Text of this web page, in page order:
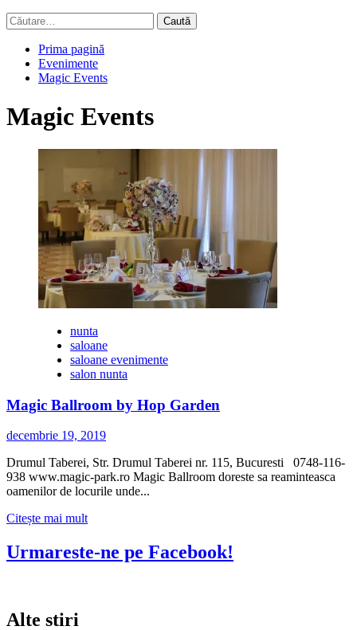
Caută
după:
Prima pagină
Evenimente
Magic Events
Magic Events
nunta
saloane
saloane evenimente
salon nunta
Magic Ballroom by Hop Garden
decembrie 19, 2019
Drumul Taberei, Str. Drumul Taberei nr. 115, Bucuresti 0748-116-
938 www.magic-park.ro Magic Ballroom doreste sa reaminteasca
oamenilor de locurile unde...
Citește mai multCitește
despre
Urmareste-ne pe Facebook!
Alte stiri